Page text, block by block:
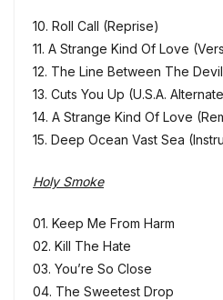
10. Roll Call (Reprise)
11. A Strange Kind Of Love
12. The Line Between The
13. Cuts You Up (U.S.A.
14. A Strange Kind Of Love
15. Deep Ocean Vast Sea
Holy Smoke
01. Keep Me From Harm
02. Kill The Hate
03. You’re So Close
04. The Sweetest Drop